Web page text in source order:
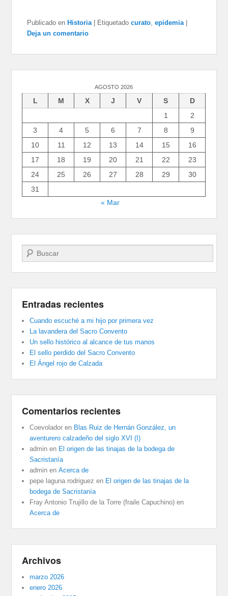
Publicado en Historia Etiquetado curato,epidemia
Deja un comentario
AGOSTO 2026
L M X J V S
D
1
2
3
4 5 6 7 8
9
10
11 12 13 14 15
16
17
18 19 20 21 22
23
24
25 26 27 28 29
30
31
« Mar
Buscar
Entradas recientes
Cuando escuché a mi hijo por primera vez
La lavandera del Sacro Convento
Un sello histórico al alcance de tus manos
El sello perdido del Sacro Convento
El Ángel rojo de Calzada
Comentarios recientes
Coevolador en Blas Ruiz de Hernán González, un
aventurero calzadeño del siglo XVI (I)
admin en El origen de las tinajas de la bodega de
Sacristanía
admin enAcerca de
pepe laguna rodriguez en El origen de las tinajas de la
bodega de Sacristanía
Fray Antonio Trujillo de la Torre (fraile Capuchino) en
Acerca de
Archivos
marzo 2026
enero 2026